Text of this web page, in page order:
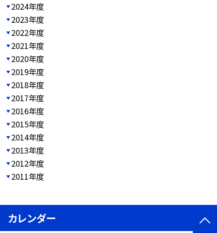
2024年度
2023年度
2022年度
2021年度
2020年度
2019年度
2018年度
2017年度
2016年度
2015年度
2014年度
2013年度
2012年度
2011年度
カレンダー